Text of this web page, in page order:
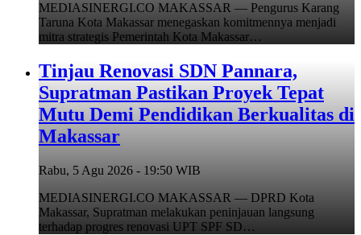
MEDIASINERGI.CO MAKASSAR — Pengurus Karang
Taruna Kota Makassar menegaskan komitmennya menjadi
mitra strategis Pemerintah Kota Makassar…
Tinjau Renovasi SDN Pannara,
Supratman Pastikan Proyek Tepat
Mutu Demi Pendidikan Berkualitas di
Makassar
Rabu, 5 Agu 2026 - 19:50 WIB
MEDIASINERGI.CO MAKASSAR — DPRD Kota
Makassar, Supratman melakukan peninjauan langsung
terhadap progres renovasi UPT SPF SD…